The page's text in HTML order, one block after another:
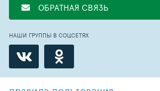
ОБРАТНАЯ СВЯЗЬ
НАШИ ГРУППЫ В СОЦСЕТЯХ